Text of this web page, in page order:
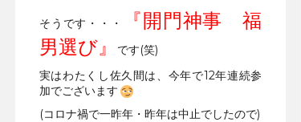
そうです・・・
『開門神事 福
男選び』
です(笑)
実はわたくし佐久間は、今年で12年連続参
加でございます
(コロナ禍で一昨年・昨年は中止でしたので)